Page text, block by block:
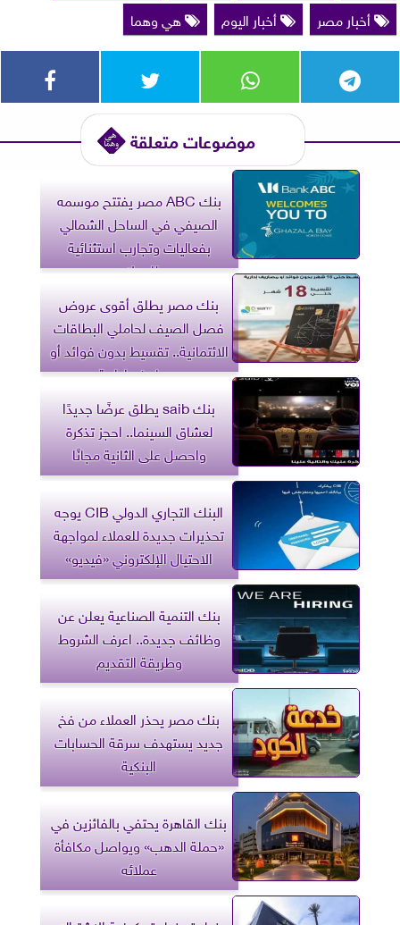
أخبار مصر
أخبار اليوم هي وهما
موضوعات متعلقة
بنك ABC مصر يفتتح موسمه
الصيفي في الساحل الشمالي
بفعاليات وتجارب استثنائية
للعملاء
بنك مصر يطلق أقوى عروض
فصل الصيف لحاملي البطاقات
الائتمانية.. تقسيط بدون فوائد أو
مصاريف إدارية
بنك saib يطلق عرضًا جديدًا
لعشاق السينما.. احجز تذكرة
واحصل على الثانية مجانًا
البنك التجاري الدولي CIB يوجه
تحذيرات جديدة للعملاء لمواجهة
الاحتيال الإلكتروني «فيديو»
بنك التنمية الصناعية يعلن عن
وظائف جديدة.. اعرف الشروط
وطريقة التقديم
بنك مصر يحذر العملاء من فخ
جديد يستهدف سرقة الحسابات
البنكية
بنك القاهرة يحتفي بالفائزين في
«حملة الدهب» ويواصل مكافأة
عملائه